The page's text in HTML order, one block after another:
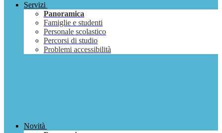
Servizi
Panoramica
Famiglie e studenti
Personale scolastico
Percorsi di studio
Problemi accessibilità
Novità